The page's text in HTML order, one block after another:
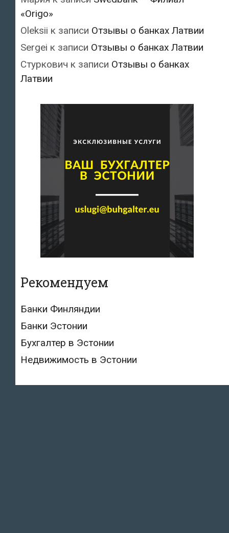
«Origo»
Oleksii к записи Отзывы о банках Латвии
Sergei к записи Отзывы о банках Латвии
Стуркович к записи Отзывы о банках
Латвии
Рекомендуем
Банки Финляндии
Банки Эстонии
Бухгалтер в Эстонии
Недвижимость в Эстонии